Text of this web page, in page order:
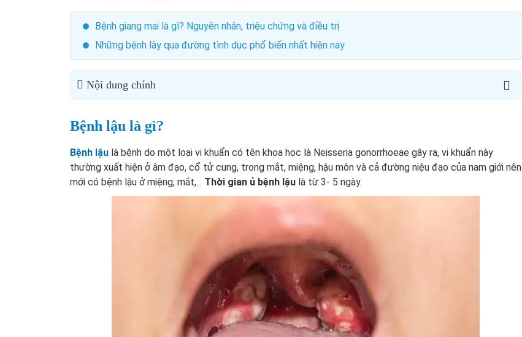
Bệnh giang mai là gì? Nguyên nhân, triệu chứng và điều trị
Những bệnh lây qua đường tình dục phổ biến nhất hiện nay
Nội dung chính
Bệnh lậu là gì?
Bệnh lậu là bệnh do một loại vi khuẩn có tên khoa học là Neisseria gonorrhoeae gây ra, vi khuẩn này
thường xuất hiện ở âm đạo, cổ tử cung, trong mắt, miệng, hậu môn và cả đường niệu đạo của nam giới nên
mới có bệnh lậu ở miệng, mắt,... Thời gian ủ bệnh lậu là từ 3- 5 ngày.